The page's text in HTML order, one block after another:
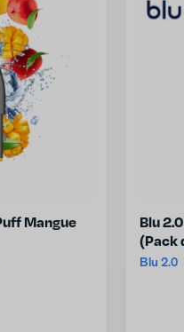
Mangue
Blu
(Pack
Blu 2.0